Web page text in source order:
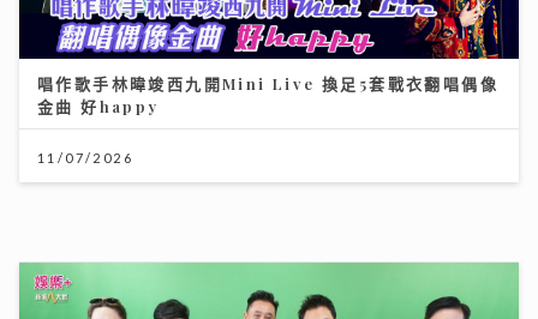
《勁爆樂勢力》｜周吉佩廣州一日三場熱血Busking 新